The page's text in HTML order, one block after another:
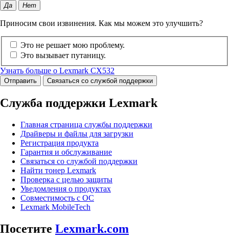
Да Нет
Приносим свои извинения. Как мы можем это улучшить?
Это не решает мою проблему.
Это вызывает путаницу.
Узнать больше о Lexmark CX532
Отправить Связаться со службой поддержки
Служба поддержки Lexmark
Главная страница службы поддержки
Драйверы и файлы для загрузки
Регистрация продукта
Гарантия и обслуживание
Связаться со службой поддержки
Найти тонер Lexmark
Проверка с целью защиты
Уведомления о продуктах
Совместимость с ОС
Lexmark MobileTech
Посетите Lexmark.com